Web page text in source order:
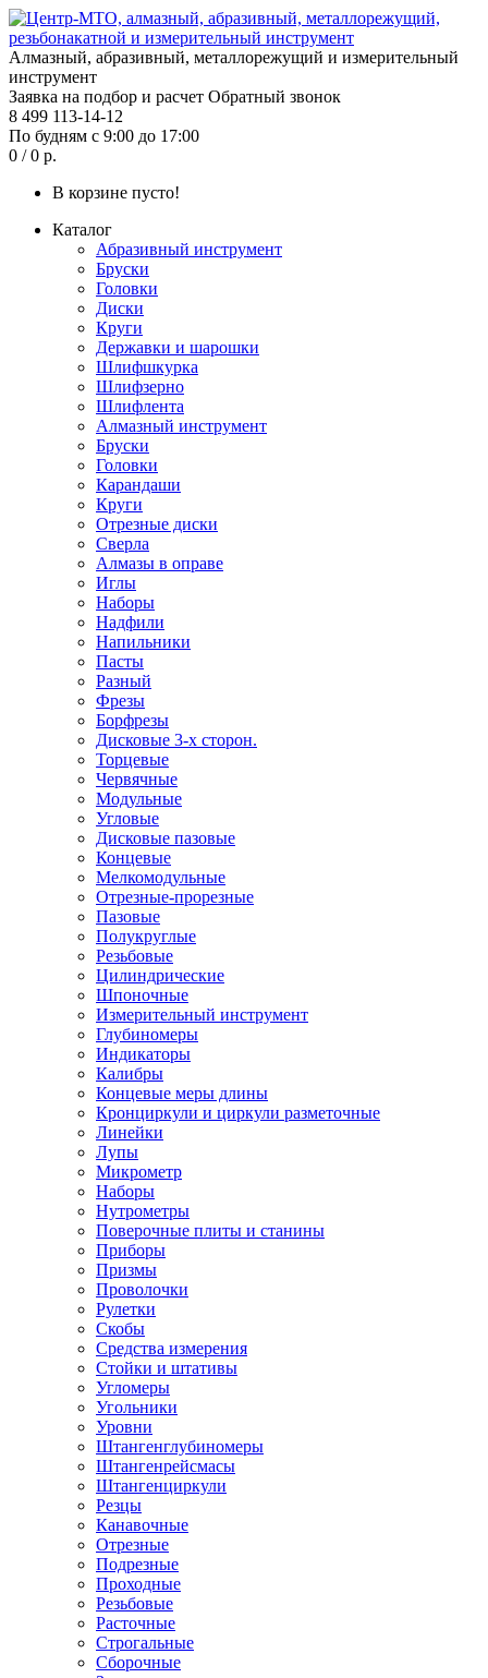
Алмазный, абразивный, металлорежущий и измерительный
инструмент
Заявка на подбор и расчет Обратный звонок
8 499 113-14-12
По будням с 9:00 до 17:00
0 / 0 р.
В корзине пусто!
Каталог
Абразивный инструмент
Бруски
Головки
Диски
Круги
Державки и шарошки
Шлифшкурка
Шлифзерно
Шлифлента
Алмазный инструмент
Бруски
Головки
Карандаши
Круги
Отрезные диски
Сверла
Алмазы в оправе
Иглы
Наборы
Надфили
Напильники
Пасты
Разный
Фрезы
Борфрезы
Дисковые 3-х сторон.
Торцевые
Червячные
Модульные
Угловые
Дисковые пазовые
Концевые
Мелкомодульные
Отрезные-прорезные
Пазовые
Полукруглые
Резьбовые
Цилиндрические
Шпоночные
Измерительный инструмент
Глубиномеры
Индикаторы
Калибры
Концевые меры длины
Кронциркули и циркули разметочные
Линейки
Лупы
Микрометр
Наборы
Нутрометры
Поверочные плиты и станины
Приборы
Призмы
Проволочки
Рулетки
Скобы
Средства измерения
Стойки и штативы
Угломеры
Угольники
Уровни
Штангенглубиномеры
Штангенрейсмасы
Штангенциркули
Резцы
Канавочные
Отрезные
Подрезные
Проходные
Резьбовые
Расточные
Строгальные
Сборочные